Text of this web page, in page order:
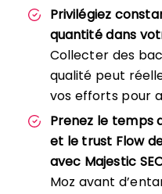
Privilégiez
quantité dans
Collecter des
qualité peut
vos efforts pour
Prenez le temps
et le trust Flow
avec Majestic
Moz avant